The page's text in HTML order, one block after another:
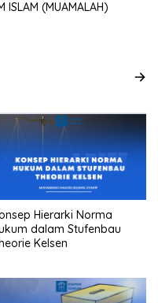
ISLAM (MUAMALAH)
Hierarki Norma
dalam Stufenbau
Kelsen